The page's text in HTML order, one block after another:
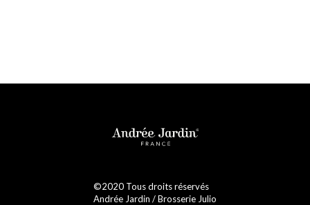
©2020 Tous droits réservés
Andrée Jardin / Brosserie Julio